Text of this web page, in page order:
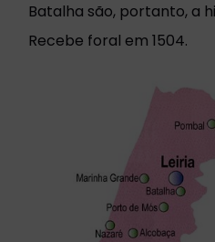
Batalha são, portanto, a
Recebe foral em 1504.